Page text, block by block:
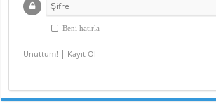
Beni hatırla
Unuttum! | Kayıt Ol